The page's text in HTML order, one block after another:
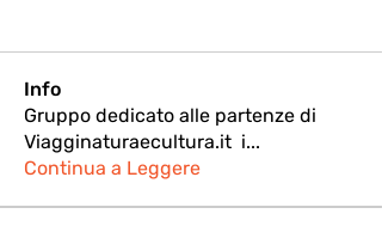
Info
Gruppo dedicato alle partenze di
Viagginaturaecultura.it i...
Continua a Leggere